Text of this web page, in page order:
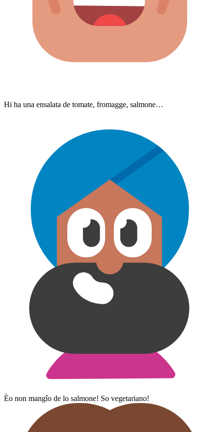
Hi ha una ensalata de tomate, fromagge, salmone…
Èo non mangîo de lo salmone! So vegetariano!